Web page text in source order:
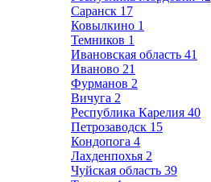
Саранск 17
Ковылкино 1
Темников 1
Ивановская область 41
Иваново 21
Фурманов 2
Вичуга 2
Республика Карелия 40
Петрозаводск 15
Кондопога 4
Лахденпохья 2
Чуйская область 39